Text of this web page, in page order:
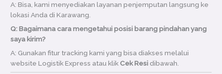
A: Bisa, kami menyediakan layanan penjemputan langsung ke
lokasi Anda di Karawang.
Q: Bagaimana cara mengetahui posisi barang pindahan yang
saya kirim?
A: Gunakan fitur tracking kami yang bisa diakses melalui
website Logistik Express atau klik Cek Resi dibawah.